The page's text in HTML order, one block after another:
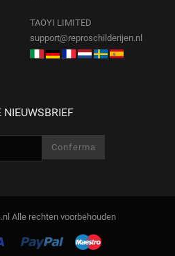
TAOYI LIMITED
support@reproschilderijen.nl
Alle rechten voorbehouden